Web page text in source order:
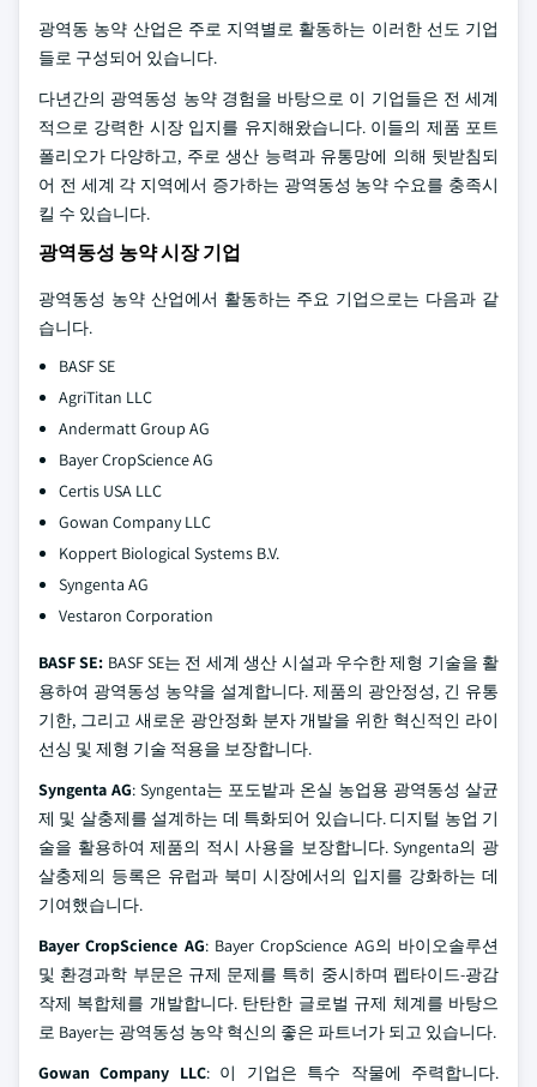
광역동 농약 산업은 주로 지역별로 활동하는 이러한 선도 기업
들로 구성되어 있습니다.
다년간의 광역동성 농약 경험을 바탕으로 이 기업들은 전 세계
적으로 강력한 시장 입지를 유지해왔습니다. 이들의 제품 포트
폴리오가 다양하고, 주로 생산 능력과 유통망에 의해 뒷받침되
어 전 세계 각 지역에서 증가하는 광역동성 농약 수요를 충족시
킬 수 있습니다.
광역동성 농약 시장 기업
광역동성 농약 산업에서 활동하는 주요 기업으로는 다음과 같
습니다.
BASF SE
AgriTitan LLC
Andermatt Group AG
Bayer CropScience AG
Certis USA LLC
Gowan Company LLC
Koppert Biological Systems B.V.
Syngenta AG
Vestaron Corporation
BASF SE: BASF SE는 전 세계 생산 시설과 우수한 제형 기술을 활
용하여 광역동성 농약을 설계합니다. 제품의 광안정성, 긴 유통
기한, 그리고 새로운 광안정화 분자 개발을 위한 혁신적인 라이
선싱 및 제형 기술 적용을 보장합니다.
Syngenta AG: Syngenta는 포도밭과 온실 농업용 광역동성 살균
제 및 살충제를 설계하는 데 특화되어 있습니다. 디지털 농업 기
술을 활용하여 제품의 적시 사용을 보장합니다. Syngenta의 광
살충제의 등록은 유럽과 북미 시장에서의 입지를 강화하는 데
기여했습니다.
Bayer CropScience AG: Bayer CropScience AG의 바이오솔루션
및 환경과학 부문은 규제 문제를 특히 중시하며 펩타이드-광감
작제 복합체를 개발합니다. 탄탄한 글로벌 규제 체계를 바탕으
로 Bayer는 광역동성 농약 혁신의 좋은 파트너가 되고 있습니다.
Gowan Company LLC: 이 기업은 특수 작물에 주력합니다.